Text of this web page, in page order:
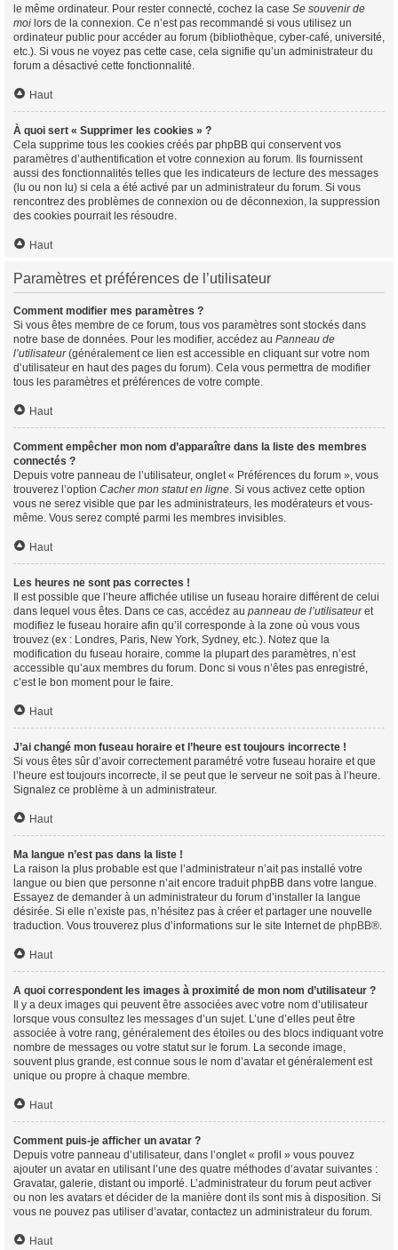
le même ordinateur. Pour rester connecté, cochez la case Se souvenir de
moi lors de la connexion. Ce n’est pas recommandé si vous utilisez un
ordinateur public pour accéder au forum (bibliothèque, cyber-café, université,
etc.). Si vous ne voyez pas cette case, cela signifie qu’un administrateur du
forum a désactivé cette fonctionnalité.
Haut
À quoi sert « Supprimer les cookies » ?
Cela supprime tous les cookies créés par phpBB qui conservent vos
paramètres d’authentification et votre connexion au forum. Ils fournissent
aussi des fonctionnalités telles que les indicateurs de lecture des messages
(lu ou non lu) si cela a été activé par un administrateur du forum. Si vous
rencontrez des problèmes de connexion ou de déconnexion, la suppression
des cookies pourrait les résoudre.
Haut
Paramètres et préférences de l’utilisateur
Comment modifier mes paramètres ?
Si vous êtes membre de ce forum, tous vos paramètres sont stockés dans
notre base de données. Pour les modifier, accédez au Panneau de
l’utilisateur(généralement ce lien est accessible en cliquant sur votre nom
d’utilisateur en haut des pages du forum). Cela vous permettra de modifier
tous les paramètres et préférences de votre compte.
Haut
Comment empêcher mon nom d’apparaître dans la liste des membres
connectés ?
Depuis votre panneau de l’utilisateur, onglet « Préférences du forum », vous
trouverez l’option Cacher mon statut en ligne. Si vous activez cette option
vous ne serez visible que par les administrateurs, les modérateurs et vous-
même. Vous serez compté parmi les membres invisibles.
Haut
Les heures ne sont pas correctes !
Il est possible que l’heure affichée utilise un fuseau horaire différent de celui
dans lequel vous êtes. Dans ce cas, accédez au panneau de l’utilisateuret
modifiez le fuseau horaire afin qu’il corresponde à la zone où vous vous
trouvez (ex : Londres, Paris, New York, Sydney, etc.). Notez que la
modification du fuseau horaire, comme la plupart des paramètres, n’est
accessible qu’aux membres du forum. Donc si vous n’êtes pas enregistré,
c’est le bon moment pour le faire.
Haut
J’ai changé mon fuseau horaire et l’heure est toujours incorrecte !
Si vous êtes sûr d’avoir correctement paramétré votre fuseau horaire et que
l’heure est toujours incorrecte, il se peut que le serveur ne soit pas à l’heure.
Signalez ce problème à un administrateur.
Haut
Ma langue n’est pas dans la liste !
La raison la plus probable est que l’administrateur n’ait pas installé votre
langue ou bien que personne n’ait encore traduit phpBB dans votre langue.
Essayez de demander à un administrateur du forum d’installer la langue
désirée. Si elle n’existe pas, n’hésitez pas à créer et partager une nouvelle
traduction. Vous trouverez plus d’informations sur le site Internet de phpBB®.
Haut
A quoi correspondent les images à proximité de mon nom d’utilisateur ?
Il y a deux images qui peuvent être associées avec votre nom d’utilisateur
lorsque vous consultez les messages d’un sujet. L’une d’elles peut être
associée à votre rang, généralement des étoiles ou des blocs indiquant votre
nombre de messages ou votre statut sur le forum. La seconde image,
souvent plus grande, est connue sous le nom d’avatar et généralement est
unique ou propre à chaque membre.
Haut
Comment puis-je afficher un avatar ?
Depuis votre panneau d’utilisateur, dans l’onglet « profil » vous pouvez
ajouter un avatar en utilisant l’une des quatre méthodes d’avatar suivantes :
Gravatar, galerie, distant ou importé. L’administrateur du forum peut activer
ou non les avatars et décider de la manière dont ils sont mis à disposition. Si
vous ne pouvez pas utiliser d’avatar, contactez un administrateur du forum.
Haut